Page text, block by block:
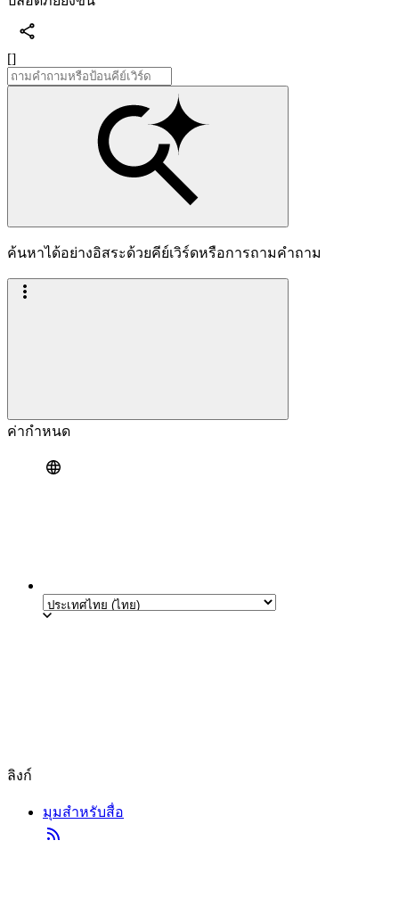
[]
ค้นหาได้อย่างอิสระด้วยคีย์เวิร์ดหรือการถามคำถาม
ค่ากำหนด
ลิงก์
มุมสำหรับสื่อ